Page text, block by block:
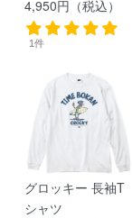
4,950円（税込）
1件
グロッキー 長袖T
シャツ